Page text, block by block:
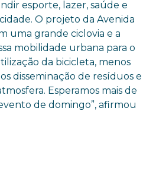
esporte, lazer, saúde e
O projeto da Avenida
uma grande ciclovia e a
mobilidade urbana para o
da bicicleta, menos
disseminação de resíduos e
Esperamos mais de
de domingo”, afirmou